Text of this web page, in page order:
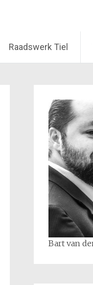
Raadswerk Tiel
Bart van